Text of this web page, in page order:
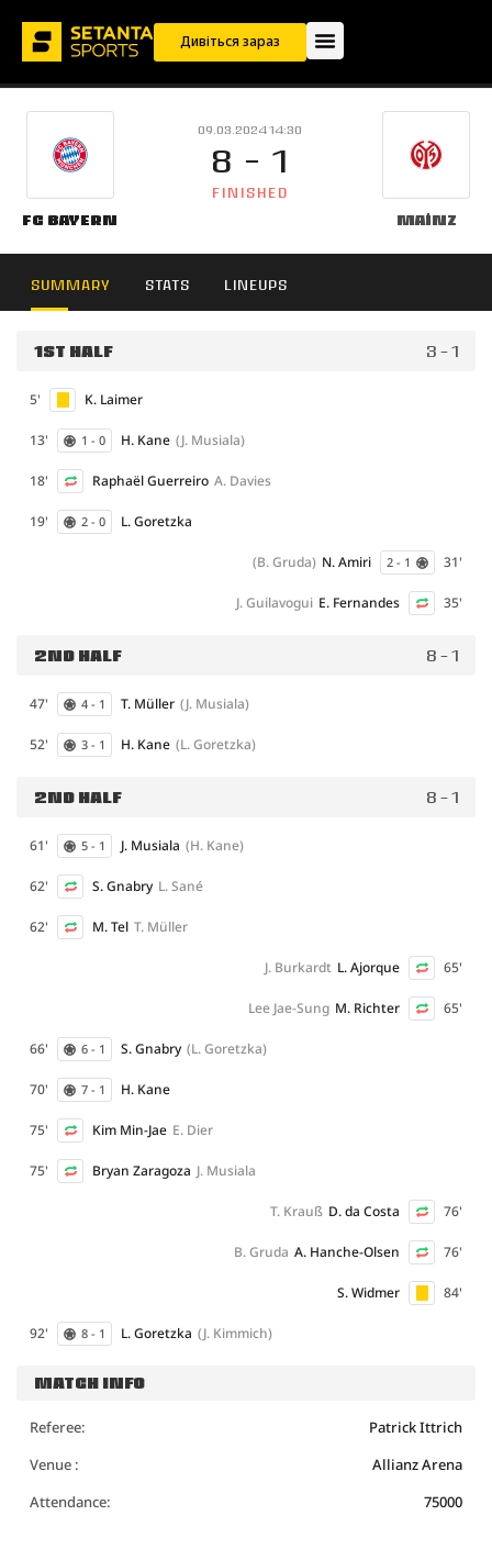
Дивіться зараз
FC Bayern
09.03.2024 14:30
8 - 1
FINISHED
Mainz
SUMMARY STATS LINEUPS
1ST HALF 3 - 1
5' K. Laimer
13' 1 - 0 H. Kane (J. Musiala)
18' Raphaël Guerreiro A. Davies
19' 2 - 0 L. Goretzka
31'
2 - 1
N. Amiri
(B. Gruda)
35'
E. Fernandes
J. Guilavogui
2ND HALF 8 - 1
47' 4 - 1 T. Müller (J. Musiala)
52' 3 - 1 H. Kane (L. Goretzka)
2ND HALF 8 - 1
61' 5 - 1 J. Musiala (H. Kane)
62' S. Gnabry L. Sané
62' M. Tel T. Müller
65'
L. Ajorque
J. Burkardt
65'
M. Richter
Lee Jae-Sung
66' 6 - 1 S. Gnabry (L. Goretzka)
70' 7 - 1 H. Kane
75' Kim Min-Jae E. Dier
75' Bryan Zaragoza J. Musiala
76'
D. da Costa
T. Krauß
76'
A. Hanche-Olsen
B. Gruda
84'
S. Widmer
92' 8 - 1 L. Goretzka (J. Kimmich)
MATCH INFO
Referee:
Patrick Ittrich
Venue :
Allianz Arena
Attendance:
75000